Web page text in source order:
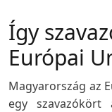
Így
Európai
Magyarország az
egy szavazókört